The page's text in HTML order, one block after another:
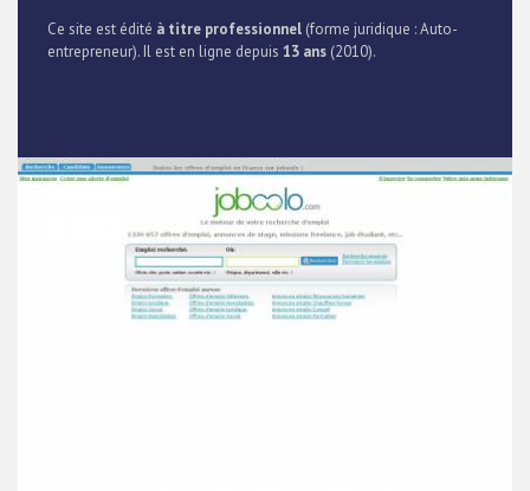
Ce site est édité à titre professionnel (forme juridique : Auto-
entrepreneur). Il est en ligne depuis 13 ans (2010).